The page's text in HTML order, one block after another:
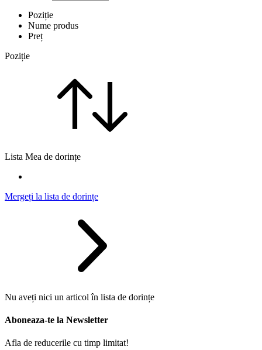
Poziție
Nume produs
Preț
Poziție
Lista Mea de dorințe
Mergeți la lista de dorințe
Nu aveți nici un articol în lista de dorințe
Aboneaza-te la Newsletter
Afla de reducerile cu timp limitat!